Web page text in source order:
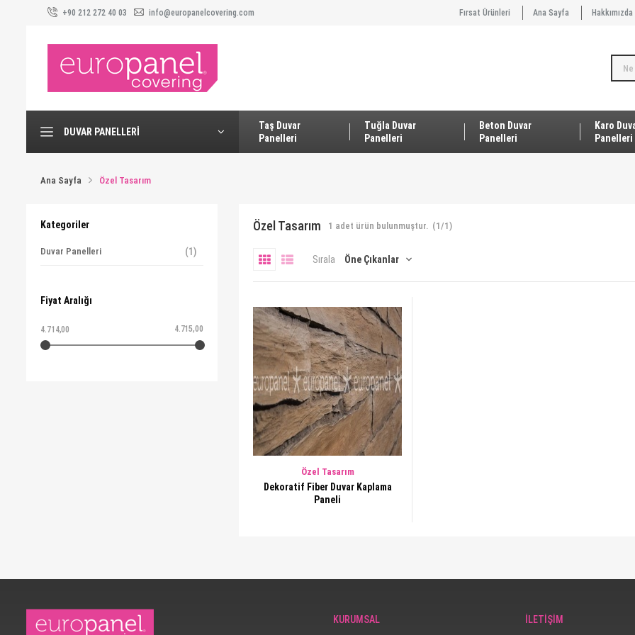
+90 212 272 40 03 info@europanelcovering.com Fırsat Ürünleri Ana Sayfa Hakkımızda
DUVAR PANELLERI
Taş Duvar
Panelleri
Tuğla Duvar
Panelleri
Beton Duvar
Panelleri
Karo
Panelleri
Ana Sayfa Özel Tasarım
Özel Tasarım 1 adet ürün bulunmuştur. (1/1)
Sırala
Özel Tasarım
Dekoratif Fiber Duvar Kaplama
Paneli
Kategoriler
Duvar Panelleri
Fiyat Aralığı
4.714,00 4.715,00
KURUMSAL İLETİŞİM